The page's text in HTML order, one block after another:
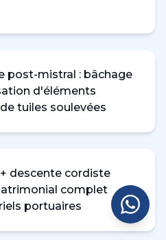
post-mistral : bâchage
d'éléments
tuiles soulevées
descente cordiste
complet
portuaires